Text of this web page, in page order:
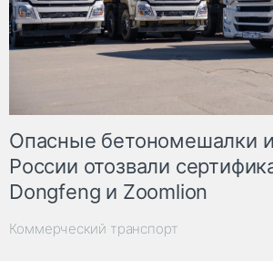
Опасные бетономешалки
России отозвали
Dongfeng и Zoomlion
Коммерческий транспорт